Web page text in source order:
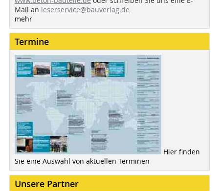
Mail an leserservice@bauverlag.de
mehr
Termine
Hier finden
Sie eine Auswahl von aktuellen Terminen
Unsere Partner